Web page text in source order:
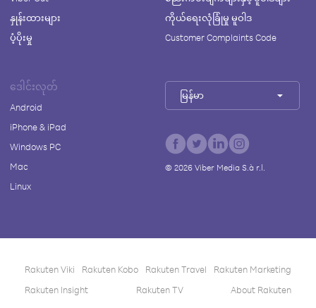
နှုန်းထားများ
ပံ့ပိုးမှု
ကိုယ်ရေးလုံခြုံမှု မူဝါဒ
Customer Complaints Code
ဒေါင်းလုတ်
Android
iPhone & iPad
Windows PC
Mac
Linux
မြန်မာ
© 2026Viber Media S.à r.l.
Rakuten Viki Rakuten Kobo Rakuten Travel
Rakuten Marketing
Rakuten Insight
Rakuten TV About Rakuten